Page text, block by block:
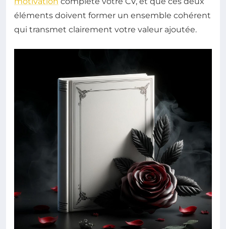
éléments doivent former un ensemble cohérent
qui transmet clairement votre valeur ajoutée.